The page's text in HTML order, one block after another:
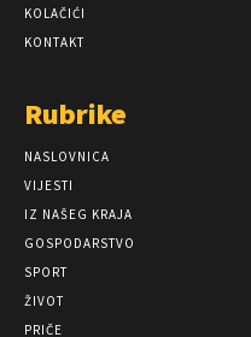
KOLAČIĆI
KONTAKT
Rubrike
NASLOVNICA
VIJESTI
IZ NAŠEG KRAJA
GOSPODARSTVO
SPORT
ŽIVOT
PRIČE